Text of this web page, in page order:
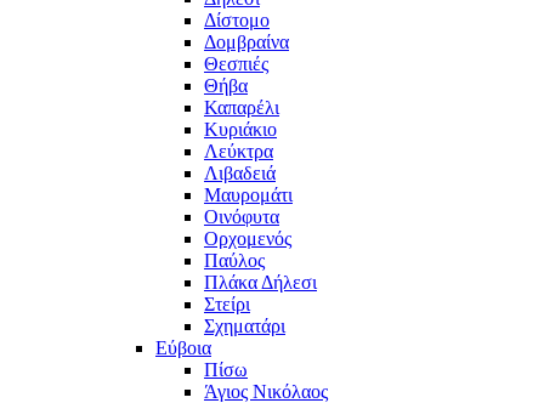
Δίστομο
Δομβραίνα
Θεσπιές
Θήβα
Καπαρέλι
Κυριάκιο
Λεύκτρα
Λιβαδειά
Μαυρομάτι
Οινόφυτα
Ορχομενός
Παύλος
Πλάκα Δήλεσι
Στείρι
Σχηματάρι
Εύβοια
Πίσω
Άγιος Νικόλαος